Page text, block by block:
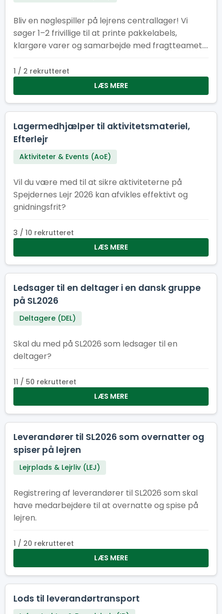
Bliv en nøglespiller på lejrens centrallager! Vi
søger 1–2 frivillige til at printe pakkelabels,
klargøre varer og samarbejde med fragtteamet.
B.
1 / 2 rekrutteret
LÆS MERE
Lagermedhjælper til aktivitetsmateriel,
Efterlejr
Aktiviteter & Events (AoE)
Vil du være med til at sikre aktiviteterne på
Spejdernes Lejr 2026 kan afvikles effektivt og
gnidningsfrit?
3 / 10 rekrutteret
LÆS MERE
Ledsager til en deltager i en dansk gruppe
på SL2026
Deltagere (DEL)
Skal du med på SL2026 som ledsager til en
deltager?
11 / 50 rekrutteret
LÆS MERE
Leverandører til SL2026 som overnatter og
spiser på lejren
Lejrplads & Lejrliv (LEJ)
Registrering af leverandører til SL2026 som skal
have medarbejdere til at overnatte og spise på
lejren.
1 / 20 rekrutteret
LÆS MERE
Lods til leverandørtransport